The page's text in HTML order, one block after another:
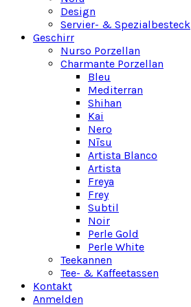
Design
Servier- & Spezialbesteck
Geschirr
Nurso Porzellan
Charmante Porzellan
Bleu
Mediterran
Shihan
Kai
Nero
Nīsu
Artista Blanco
Artista
Freya
Frey
Subtil
Noir
Perle Gold
Perle White
Teekannen
Tee- & Kaffeetassen
Kontakt
Anmelden